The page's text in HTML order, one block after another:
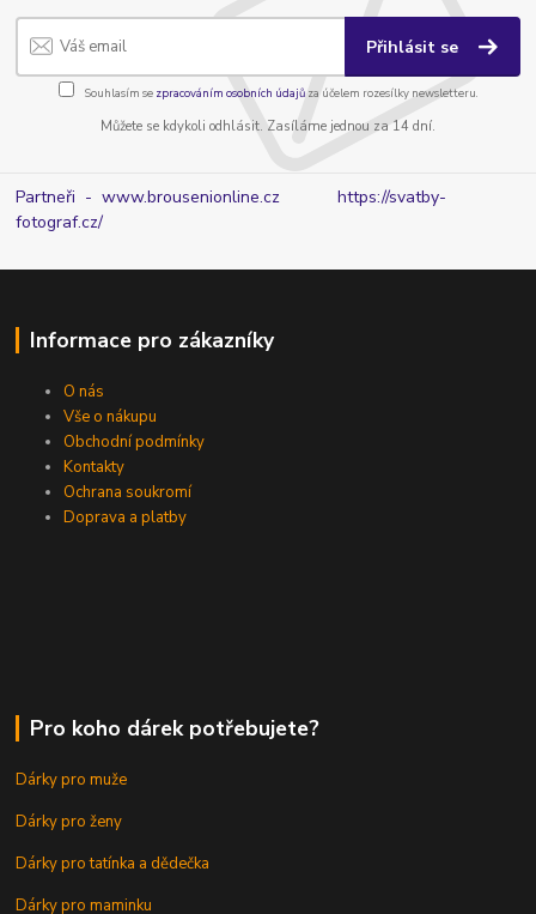
Přihlásit se
Souhlasím se zpracováním osobních údajůza účelem rozesílky newsletteru.
Můžete se kdykoli odhlásit. Zasíláme jednou za 14 dní.
Partneři - www.brousenionline.czhttps://svatby-
fotograf.cz/
Informace pro zákazníky
O nás
Vše o nákupu
Obchodní podmínky
Kontakty
Ochrana soukromí
Doprava a platby
Pro koho dárek potřebujete?
Dárky pro muže
Dárky pro ženy
Dárky pro tatínka a dědečka
Dárky pro maminku